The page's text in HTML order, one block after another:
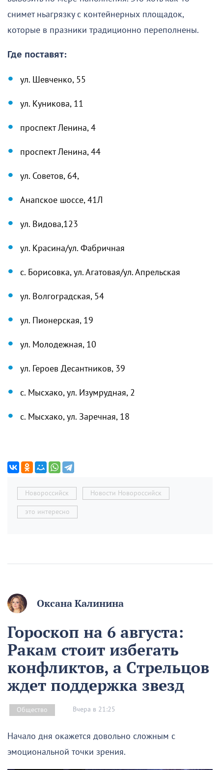
снимет ньагрязку с контейнерных площадок,
которые в празники традиционно переполнены.
Где поставят:
ул. Шевченко, 55
ул. Куникова, 11
проспект Ленина, 4
проспект Ленина, 44
ул. Советов, 64,
Анапское шоссе, 41Л
ул. Видова,123
ул. Красина/ул. Фабричная
с. Борисовка, ул. Агатовая/ул. Апрельская
ул. Волгоградская, 54
ул. Пионерская, 19
ул. Молодежная, 10
ул. Героев Десантников, 39
с. Мысхако, ул. Изумрудная, 2
с. Мысхако, ул. Заречная, 18
Новороссийск Новости Новороссийск
это интересно
Оксана Калинина
Гороскоп на 6 августа:
Ракам стоит избегать
конфликтов, а Стрельцов
ждет поддержка звезд
Общество Вчера в 21:25
Начало дня окажется довольно сложным с
эмоциональной точки зрения.